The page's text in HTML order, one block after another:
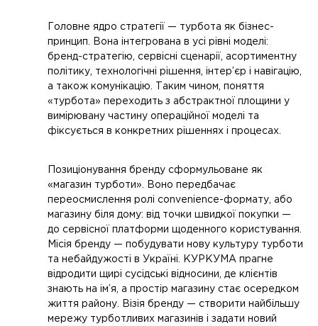
Головне ядро стратегії — турбота як бізнес-
принцип. Вона інтегрована в усі рівні моделі:
бренд-стратегію, сервісні сценарії, асортиментну
політику, технологічні рішення, інтер’єр і навігацію,
а також комунікацію. Таким чином, поняття
«турбота» переходить з абстрактної площини у
вимірювану частину операційної моделі та
фіксується в конкретних рішеннях і процесах.
Позиціонування бренду сформульоване як
«магазин турботи». Воно передбачає
переосмислення ролі convenience-формату, або
магазину біля дому: від точки швидкої покупки —
до сервісної платформи щоденного користування.
Місія бренду — побудувати нову культуру турботи
та небайдужості в Україні. КУРКУМА прагне
відродити щирі сусідські відносини, де клієнтів
знають на ім’я, а простір магазину стає осередком
життя району. Візія бренду — створити найбільшу
мережу турботливих магазинів і задати новий